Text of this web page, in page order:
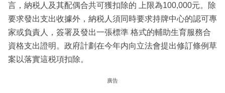
言，納税人及其配偶合共可獲扣除的 上限為100,000元。除
要求發出支出收據外，納税人須同時要求持牌中心的認可專
家或負責人，簽署及發出一張標準 格式的輔助生育服務合
資格支出證明。政府計劃在今年内向立法會提出修訂條例草
案以落實這税項扣除。
廣告